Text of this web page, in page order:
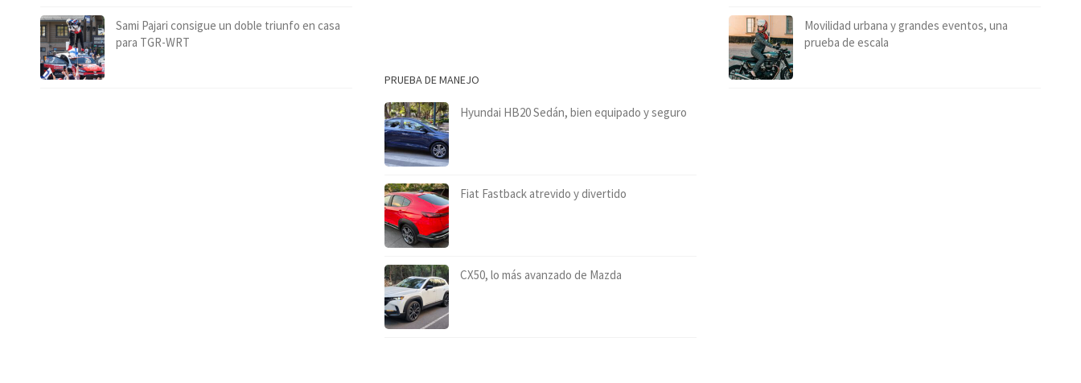
Sami Pajari consigue un doble triunfo en casa
para TGR-WRT
PRUEBA DE MANEJO
Hyundai HB20 Sedán, bien equipado y seguro
Fiat Fastback atrevido y divertido
CX50, lo más avanzado de Mazda
Movilidad urbana y grandes eventos, una
prueba de escala